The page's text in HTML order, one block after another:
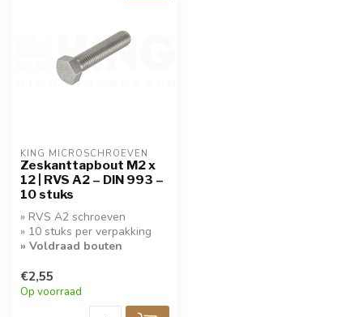
KING MICROSCHROEVEN
Zeskanttapbout M2 x
12 | RVS A2 – DIN 993 –
10 stuks
» RVS A2 schroeven
» 10 stuks per verpakking
» Voldraad bouten
€2,55
Op voorraad